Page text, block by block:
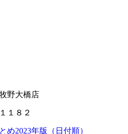
野大橋店
１８２
め2023年版（日付順）